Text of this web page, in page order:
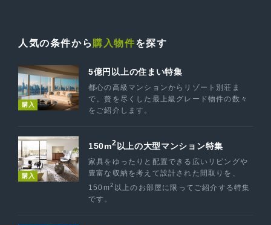
人気の条件から 購入物件を探す
購入
5億円以上の住まい特集
都心の高級マンションからリゾート別荘ま
で。贅を尽くした最上級グレード物件の数々
をご紹介します。
購入
150m2 以上の大型マンション特集
家具をゆったりと配置できる広いリビングや
豊富な収納を考えて設計された間取りを、
150m2 以上のお部屋に限ってご紹介する特集
です。